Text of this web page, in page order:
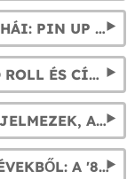
1940-ES ÉVEK JJELMEZEI ÉS RUHÁI: PIN UP RUHÁK ÉS II. VILÁGHÁBORÚS RUHÁK
50-ES ÉVEK DIVATJA. ROCK AND ROLL ÉS CÍMPLAP MODELL JELMEZEK
FÉRFI, NŐI ÉS GYERMEK HIPPI JELMEZEK, A '60-AS ÉVEK DIVATJA KEDVEZŐ ÁRON
JELMEZEK A '80-AS ÉS A '90-ES ÉVEKBŐL: A '80-AS ÉVEK POPZENEI DIVATJA KEDVEZŐ ÁRON